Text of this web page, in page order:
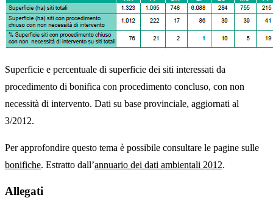
Superficie e percentuale di superficie dei siti interessati da
procedimento di bonifica con procedimento concluso, con non
necessità di intervento. Dati su base provinciale, aggiornati al
3/2012.
Per approfondire questo tema è possibile consultare le pagine sulle
bonifiche. Estratto dall’annuario dei dati ambientali 2012.
Allegati